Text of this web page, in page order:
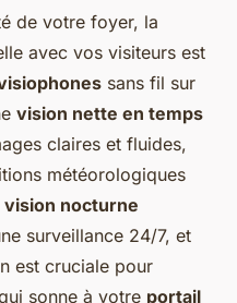
de votre foyer, la
avec vos visiteurs est
sans fil sur
vision nette en temps
claires et fluides,
météorologiques
vision nocturne
surveillance 24/7, et
est cruciale pour
sonne à votre portail